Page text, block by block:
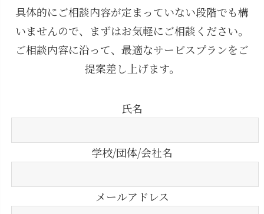
具体的にご相談内容が定まっていない段階でも構
いませんので、まずはお気軽にご相談ください。
ご相談内容に沿って、最適なサービスプランをご
提案差し上げます。
氏名
学校/団体/会社名
メールアドレス